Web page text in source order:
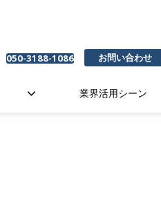
050-3188-1086 お問い合わせ
業界活用シーン